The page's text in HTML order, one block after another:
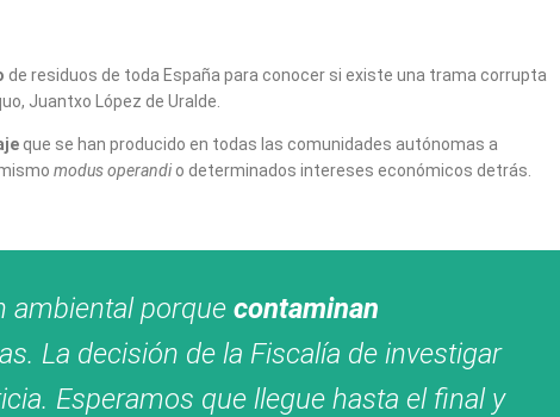
de residuos de toda España para conocer si existe una trama corrupta
Juantxo López de Uralde.
que se han producido en todas las comunidades autónomas a
modus operandi o determinados intereses económicos detrás.
ambiental porque contaminan
La decisión de la Fiscalía de investigar
Esperamos que llegue hasta el final y